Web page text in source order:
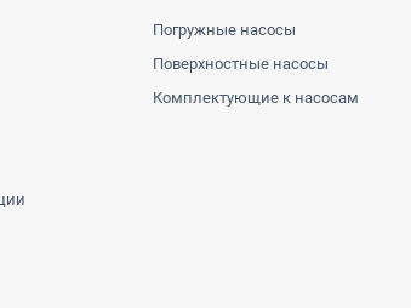
Погружные насосы
Поверхностные насосы
Комплектующие к насосам